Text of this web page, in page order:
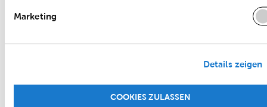
Marketing
Details zeigen
COOKIES ZULASSEN
Für das Gebäude wurden beispielsweise rund 1.800
m² Beton-Teilwände und 800 m² Ortbetonwände
entsprechen in etwa dem Gewicht von 100 Porsche